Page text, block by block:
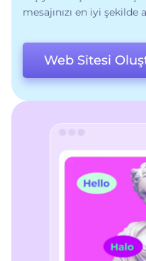
mesajınızı en iyi şekilde
Web Sitesi